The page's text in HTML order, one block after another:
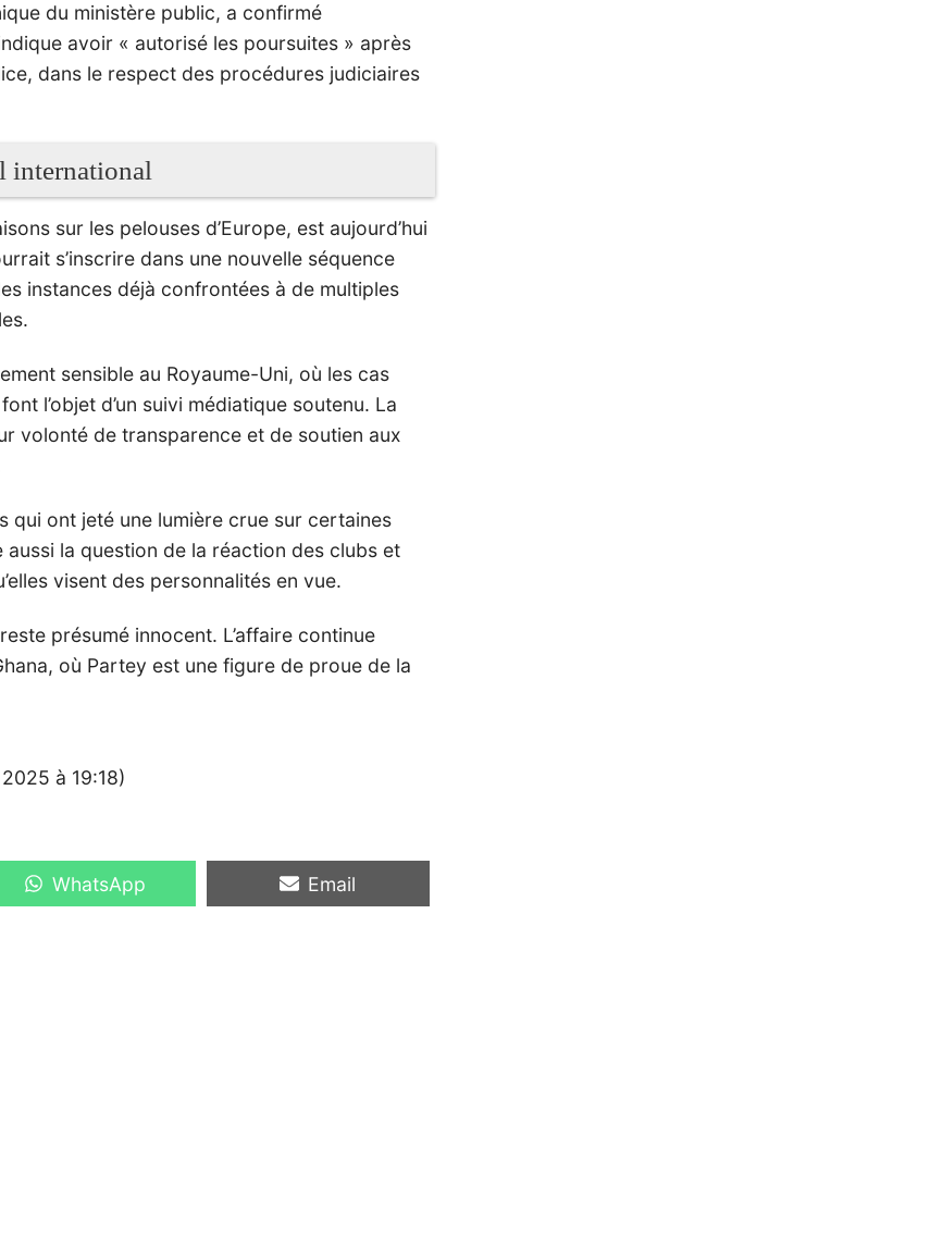
du ministère public, a confirmé
avoir « autorisé les poursuites » après
dans le respect des procédures judiciaires
international
sur les pelouses d’Europe, est aujourd’hui
s’inscrire dans une nouvelle séquence
instances déjà confrontées à de multiples
sensible au Royaume-Uni, où les cas
l’objet d’un suivi médiatique soutenu. La
volonté de transparence et de soutien aux
qui ont jeté une lumière crue sur certaines
la question de la réaction des clubs et
visent des personnalités en vue.
présumé innocent. L’affaire continue
où Partey est une figure de proue de la
à 19:18)
Share
on
WhatsApp
Share
on
Email